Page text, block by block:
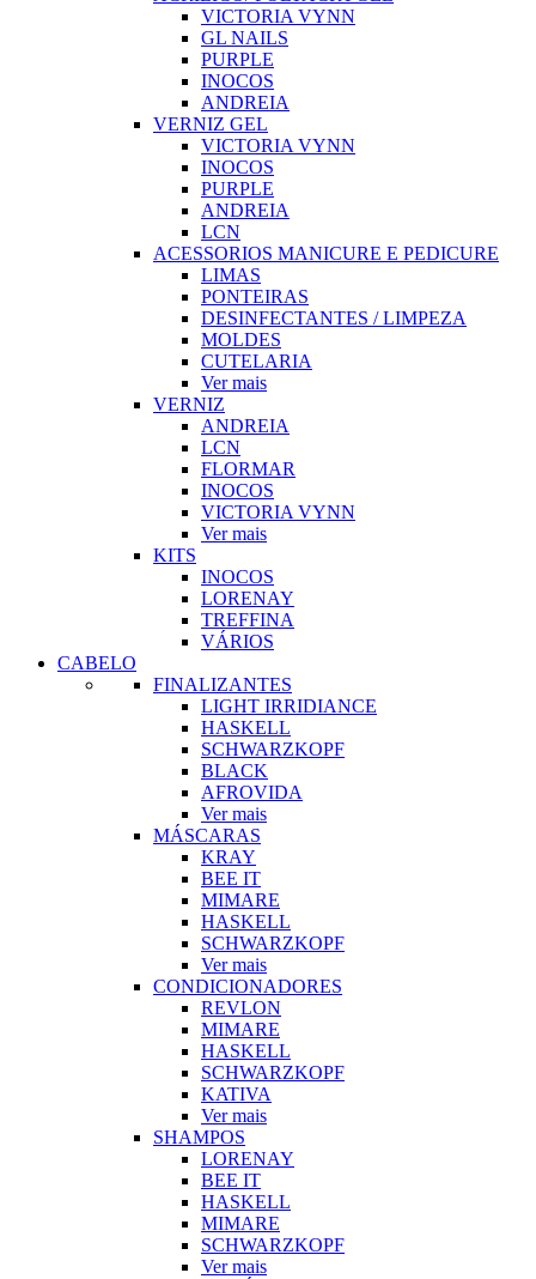
VICTORIA VYNN
GL NAILS
PURPLE
INOCOS
ANDREIA
VERNIZ GEL
VICTORIA VYNN
INOCOS
PURPLE
ANDREIA
LCN
ACESSORIOS MANICURE E PEDICURE
LIMAS
PONTEIRAS
DESINFECTANTES / LIMPEZA
MOLDES
CUTELARIA
Ver mais
VERNIZ
ANDREIA
LCN
FLORMAR
INOCOS
VICTORIA VYNN
Ver mais
KITS
INOCOS
LORENAY
TREFFINA
VÁRIOS
CABELO
FINALIZANTES
LIGHT IRRIDIANCE
HASKELL
SCHWARZKOPF
BLACK
AFROVIDA
Ver mais
MÁSCARAS
KRAY
BEE IT
MIMARE
HASKELL
SCHWARZKOPF
Ver mais
CONDICIONADORES
REVLON
MIMARE
HASKELL
SCHWARZKOPF
KATIVA
Ver mais
SHAMPOS
LORENAY
BEE IT
HASKELL
MIMARE
SCHWARZKOPF
Ver mais